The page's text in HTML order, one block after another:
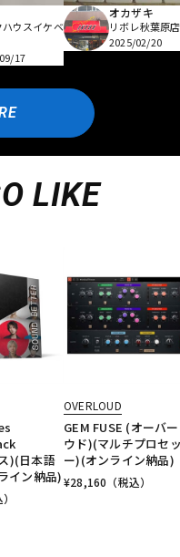
ハウスイケベ
17
オカザキ
リボレ秋葉原店
2025/02/20
LIKE
)(日本語
イン納品)
OVERLOUD
GEM FUSE (オーバ
ウド)(マルチプロセ
ー)(オンライン納品)
¥28,160 （税込）